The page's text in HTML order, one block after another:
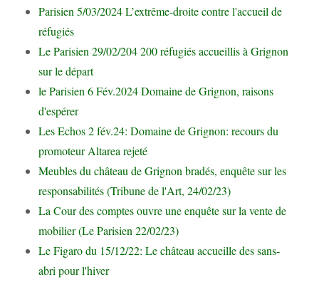
Parisien 5/03/2024 L’extrême-droite contre l'accueil de
réfugiés
Le Parisien 29/02/204 200 réfugiés accueillis à Grignon
sur le départ
le Parisien 6 Fév.2024 Domaine de Grignon, raisons
d'espérer
Les Echos 2 fév.24: Domaine de Grignon: recours du
promoteur Altarea rejeté
Meubles du château de Grignon bradés, enquête sur les
responsabilités (Tribune de l'Art, 24/02/23)
La Cour des comptes ouvre une enquête sur la vente de
mobilier (Le Parisien 22/02/23)
Le Figaro du 15/12/22: Le château accueille des sans-
abri pour l'hiver